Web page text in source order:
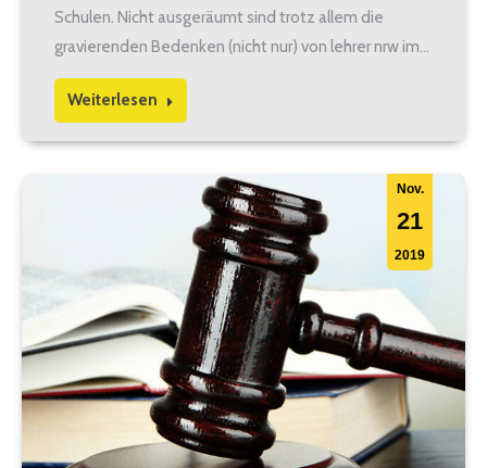
Schulen. Nicht ausgeräumt sind trotz allem die
gravierenden Bedenken (nicht nur) von lehrer nrw im…
Weiterlesen
Nov.
21
2019